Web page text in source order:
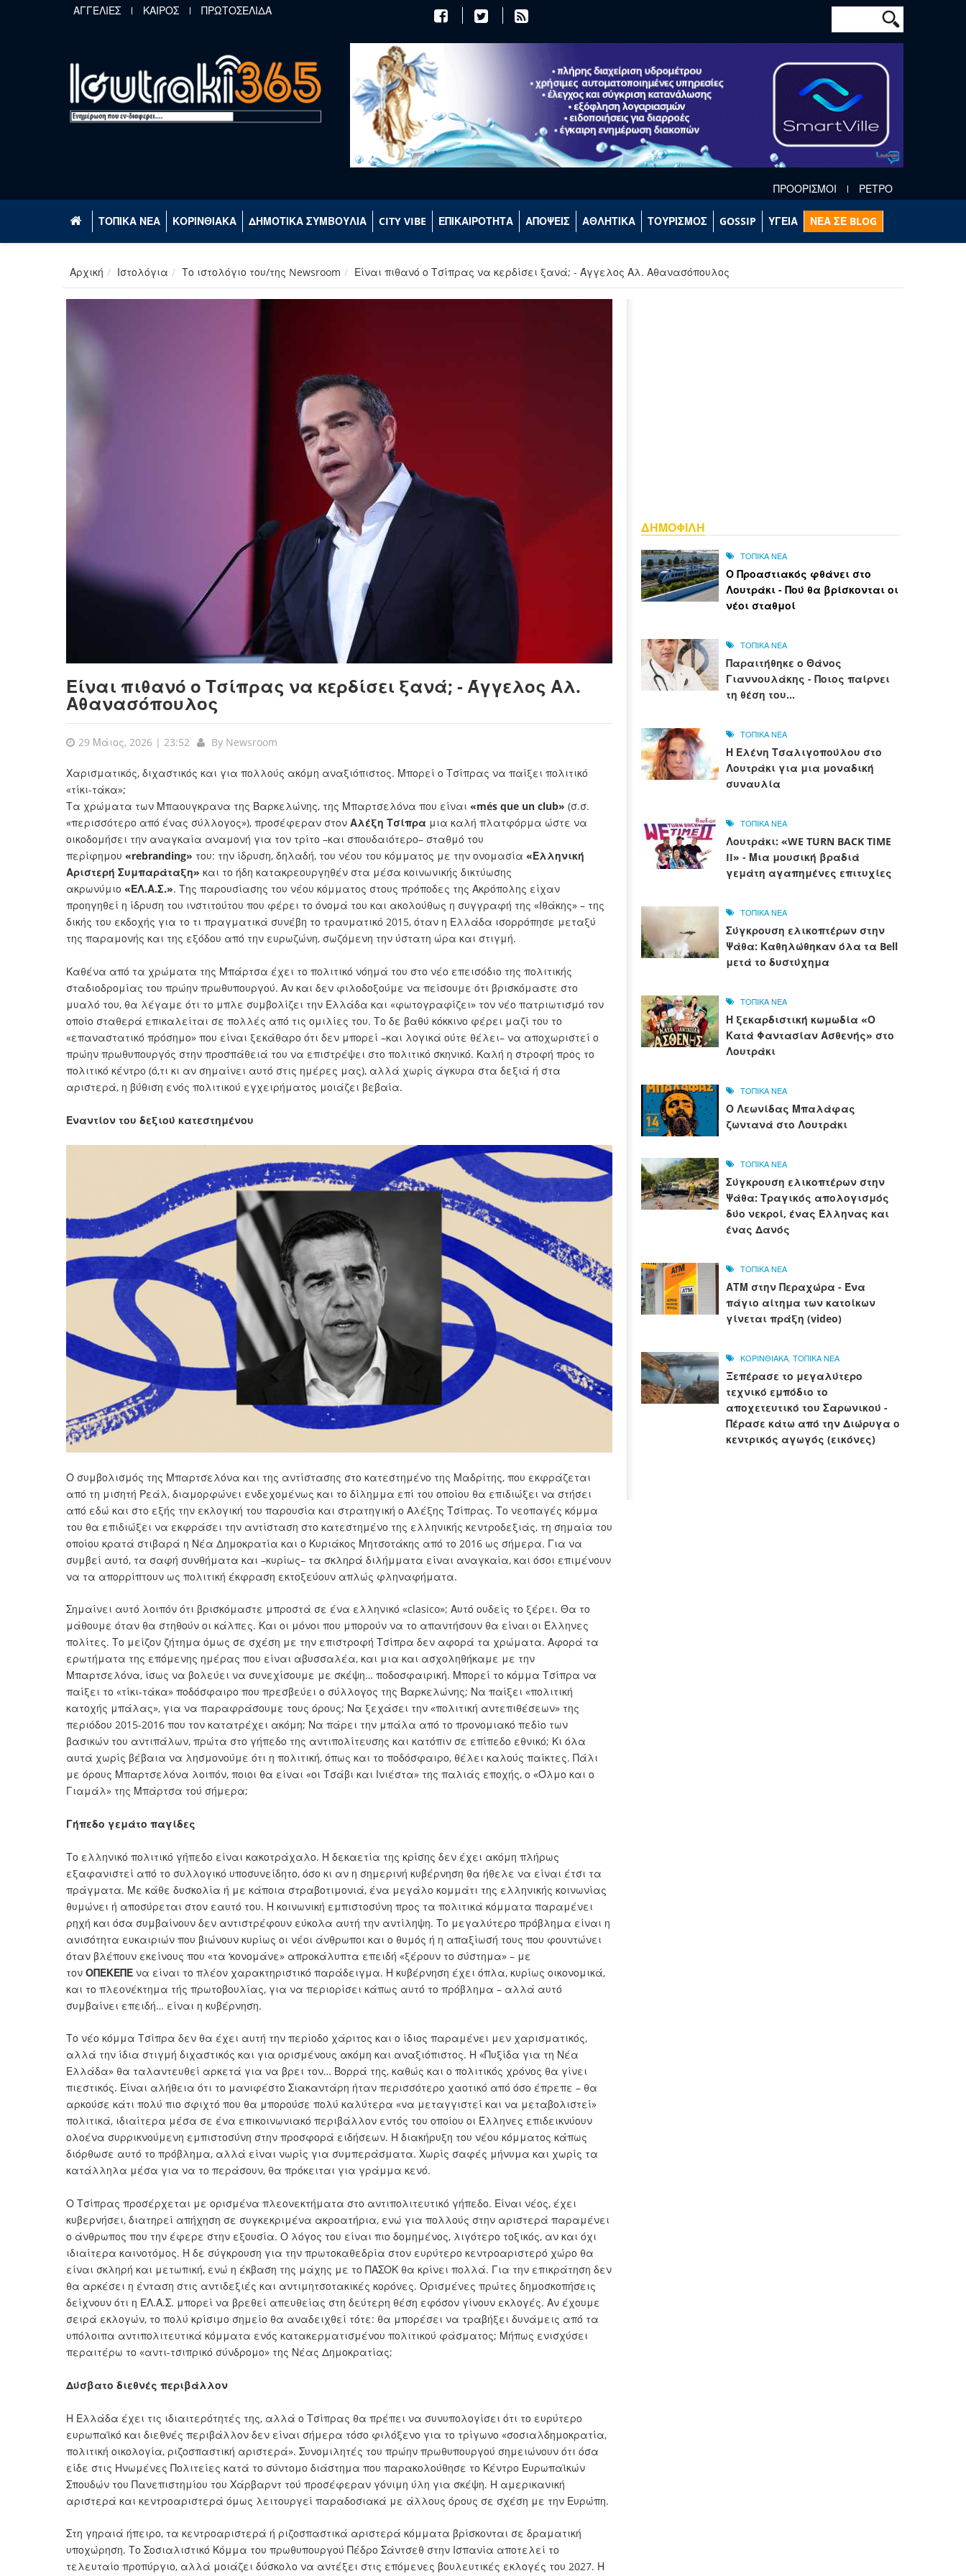
Παράκαμψη προς το κυρίως περιεχόμενο
ΑΓΓΕΛΙΕΣ ΚΑΙΡΟΣ ΠΡΩΤΟΣΕΛΙΔΑ Φόρμα
Αναζήτηση
ΠΡΟΟΡΙΣΜΟΙ ΡΕΤΡΟ
ΤΟΠΙΚΑ ΝΕΑ ΚΟΡΙΝΘΙΑΚΑ ΔΗΜΟΤΙΚΑ ΣΥΜΒΟΥΛΙΑ CITY VIBE ΕΠΙΚΑΙΡΟΤΗΤΑ ΑΠΟΨΕΙΣ ΑΘΛΗΤΙΚΑ ΤΟΥΡΙΣΜΟΣ GOSSIP ΥΓΕΙΑ ΝΕΑ ΣΕ BLOG
Αρχική Ιστολόγια Το ιστολόγιο του/της Newsroom Είναι πιθανό ο Τσίπρας να κερδίσει ξανά; - Άγγελος Αλ. Αθανασόπουλος
Είναι πιθανό ο Τσίπρας να κερδίσει ξανά; - Άγγελος Αλ.
Αθανασόπουλος
29 Μάιος, 2026 | 23:52 By Newsroom
Χαρισματικός, διχαστικός και για πολλούς ακόμη αναξιόπιστος. Μπορεί ο Τσίπρας να παίξει πολιτικό
«τίκι-τάκα»;
Τα χρώματα των Μπαουγκρανα της Βαρκελώνης, της Μπαρτσελόνα που είναι «més que un club» (σ.σ.
«περισσότερο από ένας σύλλογος»), προσέφεραν στον Αλέξη Τσίπρα μια καλή πλατφόρμα ώστε να
οικοδομήσει την αναγκαία αναμονή για τον τρίτο –και σπουδαιότερο– σταθμό του
περίφημου «rebranding» του: την ίδρυση, δηλαδή, του νέου του κόμματος με την ονομασία «Ελληνική
Αριστερή Συμπαράταξη» και το ήδη κατακρεουργηθέν στα μέσα κοινωνικής δικτύωσης
ακρωνύμιο «ΕΛ.Α.Σ.». Της παρουσίασης του νέου κόμματος στους πρόποδες της Ακρόπολης είχαν
προηγηθεί η ίδρυση του ινστιτούτου που φέρει το όνομά του και ακολούθως η συγγραφή της «Ιθάκης» – της
δικής του εκδοχής για το τι πραγματικά συνέβη το τραυματικό 2015, όταν η Ελλάδα ισορρόπησε μεταξύ
της παραμονής και της εξόδου από την ευρωζώνη, σωζόμενη την ύστατη ώρα και στιγμή.
Καθένα από τα χρώματα της Μπάρτσα έχει το πολιτικό νόημά του στο νέο επεισόδιο της πολιτικής
σταδιοδρομίας του πρώην πρωθυπουργού. Αν και δεν φιλοδοξούμε να πείσουμε ότι βρισκόμαστε στο
μυαλό του, θα λέγαμε ότι το μπλε συμβολίζει την Ελλάδα και «φωτογραφίζει» τον νέο πατριωτισμό τον
οποίο σταθερά επικαλείται σε πολλές από τις ομιλίες του. Το δε βαθύ κόκκινο φέρει μαζί του το
«επαναστατικό πρόσημο» που είναι ξεκάθαρο ότι δεν μπορεί –και λογικά ούτε θέλει– να αποχωριστεί ο
πρώην πρωθυπουργός στην προσπάθειά του να επιστρέψει στο πολιτικό σκηνικό. Καλή η στροφή προς το
πολιτικό κέντρο (ό,τι κι αν σημαίνει αυτό στις ημέρες μας), αλλά χωρίς άγκυρα στα δεξιά ή στα
αριστερά, η βύθιση ενός πολιτικού εγχειρήματος μοιάζει βεβαία.
Εναντίον του δεξιού κατεστημένου
Ο συμβολισμός της Μπαρτσελόνα και της αντίστασης στο κατεστημένο της Μαδρίτης, που εκφράζεται
από τη μισητή Ρεάλ, διαμορφώνει ενδεχομένως και το δίλημμα επί του οποίου θα επιδιώξει να στήσει
από εδώ και στο εξής την εκλογική του παρουσία και στρατηγική ο Αλέξης Τσίπρας. Το νεοπαγές κόμμα
του θα επιδιώξει να εκφράσει την αντίσταση στο κατεστημένο της ελληνικής κεντροδεξιάς, τη σημαία του
οποίου κρατά στιβαρά η Νέα Δημοκρατία και ο Κυριάκος Μητσοτάκης από το 2016 ως σήμερα. Για να
συμβεί αυτό, τα σαφή συνθήματα και –κυρίως– τα σκληρά διλήμματα είναι αναγκαία, και όσοι επιμένουν
να τα απορρίπτουν ως πολιτική έκφραση εκτοξεύουν απλώς φληναφήματα.
Σημαίνει αυτό λοιπόν ότι βρισκόμαστε μπροστά σε ένα ελληνικό «clasico»; Αυτό ουδείς το ξέρει. Θα το
μάθουμε όταν θα στηθούν οι κάλπες. Και οι μόνοι που μπορούν να το απαντήσουν θα είναι οι Έλληνες
πολίτες. Το μείζον ζήτημα όμως σε σχέση με την επιστροφή Τσίπρα δεν αφορά τα χρώματα. Αφορά τα
ερωτήματα της επόμενης ημέρας που είναι αβυσσαλέα, και μια και ασχοληθήκαμε με την
Μπαρτσελόνα, ίσως να βολεύει να συνεχίσουμε με σκέψη… ποδοσφαιρική. Μπορεί το κόμμα Τσίπρα να
παίξει το «τίκι-τάκα» ποδόσφαιρο που πρεσβεύει ο σύλλογος της Βαρκελώνης; Να παίξει «πολιτική
κατοχής μπάλας», για να παραφράσουμε τους όρους; Να ξεχάσει την «πολιτική αντεπιθέσεων» της
περιόδου 2015-2016 που τον κατατρέχει ακόμη; Να πάρει την μπάλα από το προνομιακό πεδίο των
βασικών του αντιπάλων, πρώτα στο γήπεδο της αντιπολίτευσης και κατόπιν σε επίπεδο εθνικό; Κι όλα
αυτά χωρίς βέβαια να λησμονούμε ότι η πολιτική, όπως και το ποδόσφαιρο, θέλει καλούς παίκτες. Πάλι
με όρους Μπαρτσελόνα λοιπόν, ποιοι θα είναι «οι Τσάβι και Ινιέστα» της παλιάς εποχής, ο «Όλμο και ο
Γιαμάλ» της Μπάρτσα τού σήμερα;
Γήπεδο γεμάτο παγίδες
Το ελληνικό πολιτικό γήπεδο είναι κακοτράχαλο. Η δεκαετία της κρίσης δεν έχει ακόμη πλήρως
εξαφανιστεί από το συλλογικό υποσυνείδητο, όσο κι αν η σημερινή κυβέρνηση θα ήθελε να είναι έτσι τα
πράγματα. Με κάθε δυσκολία ή με κάποια στραβοτιμονιά, ένα μεγάλο κομμάτι της ελληνικής κοινωνίας
θυμώνει ή αποσύρεται στον εαυτό του. Η κοινωνική εμπιστοσύνη προς τα πολιτικά κόμματα παραμένει
ρηχή και όσα συμβαίνουν δεν αντιστρέφουν εύκολα αυτή την αντίληψη. Το μεγαλύτερο πρόβλημα είναι η
ανισότητα ευκαιριών που βιώνουν κυρίως οι νέοι άνθρωποι και ο θυμός ή η απαξίωσή τους που φουντώνει
όταν βλέπουν εκείνους που «τα ‘κονομάνε» απροκάλυπτα επειδή «ξέρουν το σύστημα» – με
τον ΟΠΕΚΕΠΕ να είναι το πλέον χαρακτηριστικό παράδειγμα. Η κυβέρνηση έχει όπλα, κυρίως οικονομικά,
και το πλεονέκτημα τής πρωτοβουλίας, για να περιορίσει κάπως αυτό το πρόβλημα – αλλά αυτό
συμβαίνει επειδή… είναι η κυβέρνηση.
Το νέο κόμμα Τσίπρα δεν θα έχει αυτή την περίοδο χάριτος και ο ίδιος παραμένει μεν χαρισματικός,
αλλά την ίδια στιγμή διχαστικός και για ορισμένους ακόμη και αναξιόπιστος. Η «Πυξίδα για τη Νέα
Ελλάδα» θα ταλαντευθεί αρκετά για να βρει τον… Βορρά της, καθώς και ο πολιτικός χρόνος θα γίνει
πιεστικός. Είναι αλήθεια ότι το μανιφέστο Σιακαντάρη ήταν περισσότερο χαοτικό από όσο έπρεπε – θα
αρκούσε κάτι πολύ πιο σφιχτό που θα μπορούσε πολύ καλύτερα «να μεταγγιστεί και να μεταβολιστεί»
πολιτικά, ιδιαίτερα μέσα σε ένα επικοινωνιακό περιβάλλον εντός του οποίου οι Έλληνες επιδεικνύουν
ολοένα συρρικνούμενη εμπιστοσύνη στην προσφορά ειδήσεων. Η διακήρυξη του νέου κόμματος κάπως
διόρθωσε αυτό το πρόβλημα, αλλά είναι νωρίς για συμπεράσματα. Χωρίς σαφές μήνυμα και χωρίς τα
κατάλληλα μέσα για να το περάσουν, θα πρόκειται για γράμμα κενό.
Ο Τσίπρας προσέρχεται με ορισμένα πλεονεκτήματα στο αντιπολιτευτικό γήπεδο. Είναι νέος, έχει
κυβερνήσει, διατηρεί απήχηση σε συγκεκριμένα ακροατήρια, ενώ για πολλούς στην αριστερά παραμένει
ο άνθρωπος που την έφερε στην εξουσία. Ο λόγος του είναι πιο δομημένος, λιγότερο τοξικός, αν και όχι
ιδιαίτερα καινοτόμος. Η δε σύγκρουση για την πρωτοκαθεδρία στον ευρύτερο κεντροαριστερό χώρο θα
είναι σκληρή και μετωπική, ενώ η έκβαση της μάχης με το ΠΑΣΟΚ θα κρίνει πολλά. Για την επικράτηση δεν
θα αρκέσει η ένταση στις αντιδεξιές και αντιμητσοτακικές κορόνες. Ορισμένες πρώτες δημοσκοπήσεις
δείχνουν ότι η ΕΛ.Α.Σ. μπορεί να βρεθεί απευθείας στη δεύτερη θέση εφόσον γίνουν εκλογές. Αν έχουμε
σειρά εκλογών, το πολύ κρίσιμο σημείο θα αναδειχθεί τότε: θα μπορέσει να τραβήξει δυνάμεις από τα
υπόλοιπα αντιπολιτευτικά κόμματα ενός κατακερματισμένου πολιτικού φάσματος; Μήπως ενισχύσει
περαιτέρω το «αντι-τσιπρικό σύνδρομο» της Νέας Δημοκρατίας;
Δύσβατο διεθνές περιβάλλον
Η Ελλάδα έχει τις ιδιαιτερότητές της, αλλά ο Τσίπρας θα πρέπει να συνυπολογίσει ότι το ευρύτερο
ευρωπαϊκό και διεθνές περιβάλλον δεν είναι σήμερα τόσο φιλόξενο για το τρίγωνο «σοσιαλδημοκρατία,
πολιτική οικολογία, ριζοσπαστική αριστερά». Συνομιλητές του πρώην πρωθυπουργού σημειώνουν ότι όσα
είδε στις Ηνωμένες Πολιτείες κατά το σύντομο διάστημα που παρακολούθησε το Κέντρο Ευρωπαϊκών
Σπουδών του Πανεπιστημίου του Χάρβαρντ τού προσέφεραν γόνιμη ύλη για σκέψη. Η αμερικανική
αριστερά και κεντροαριστερά όμως λειτουργεί παραδοσιακά με άλλους όρους σε σχέση με την Ευρώπη.
Στη γηραιά ήπειρο, τα κεντροαριστερά ή ριζοσπαστικά αριστερά κόμματα βρίσκονται σε δραματική
υποχώρηση. Το Σοσιαλιστικό Κόμμα του πρωθυπουργού Πέδρο Σάντσεθ στην Ισπανία αποτελεί το
τελευταίο προπύργιο, αλλά μοιάζει δύσκολο να αντέξει στις επόμενες βουλευτικές εκλογές του 2027. Η
ΔΗΜΟΦΙΛΗ
ΤΟΠΙΚΑ ΝΕΑ
Ο Προαστιακός φθάνει στο
Λουτράκι - Πού θα βρίσκονται οι
νέοι σταθμοί
ΤΟΠΙΚΑ ΝΕΑ
Παραιτήθηκε ο Θάνος
Γιαννουλάκης - Ποιος παίρνει
τη θέση του...
ΤΟΠΙΚΑ ΝΕΑ
Η Ελένη Τσαλιγοπούλου στο
Λουτράκι για μια μοναδική
συναυλία
ΤΟΠΙΚΑ ΝΕΑ
Λουτράκι: «WE TURN BACK TIME
II» - Μια μουσική βραδιά
γεμάτη αγαπημένες επιτυχίες
ΤΟΠΙΚΑ ΝΕΑ
Σύγκρουση ελικοπτέρων στην
Ψάθα: Καθηλώθηκαν όλα τα Bell
μετά το δυστύχημα
ΤΟΠΙΚΑ ΝΕΑ
Η ξεκαρδιστική κωμωδία «Ο
Κατά Φαντασίαν Ασθενής» στο
Λουτράκι
ΤΟΠΙΚΑ ΝΕΑ
Ο Λεωνίδας Μπαλάφας
ζωντανά στο Λουτράκι
ΤΟΠΙΚΑ ΝΕΑ
Σύγκρουση ελικοπτέρων στην
Ψάθα: Τραγικός απολογισμός
δύο νεκροί, ένας Έλληνας και
ένας Δανός
ΤΟΠΙΚΑ ΝΕΑ
ΑΤΜ στην Περαχώρα - Ένα
πάγιο αίτημα των κατοίκων
γίνεται πράξη (video)
ΚΟΡΙΝΘΙΑΚΑ, ΤΟΠΙΚΑ ΝΕΑ
Ξεπέρασε το μεγαλύτερο
τεχνικό εμπόδιο το
αποχετευτικό του Σαρωνικού -
Πέρασε κάτω από την Διώρυγα ο
κεντρικός αγωγός (εικόνες)